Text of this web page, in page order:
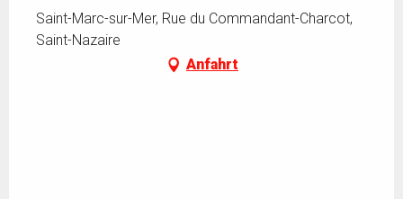
Saint-Marc-sur-Mer, Rue du Commandant-Charcot,
Saint-Nazaire
Anfahrt